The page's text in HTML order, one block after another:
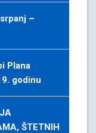
–
Plana
godinu
ŠTETNIH